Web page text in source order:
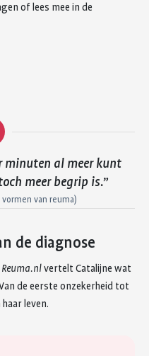
of lees mee in de
minuten al meer kunt
meer begrip is.
van reuma)
de diagnose
vertelt Catalijne wat
de eerste onzekerheid tot
leven.